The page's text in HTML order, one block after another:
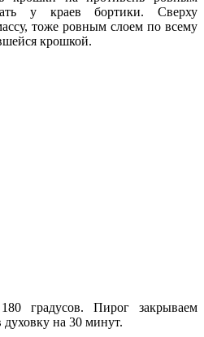
у краев бортики. Сверху
тоже ровным слоем по всему
крошкой.
градусов. Пирог закрываем
духовку на 30 минут.